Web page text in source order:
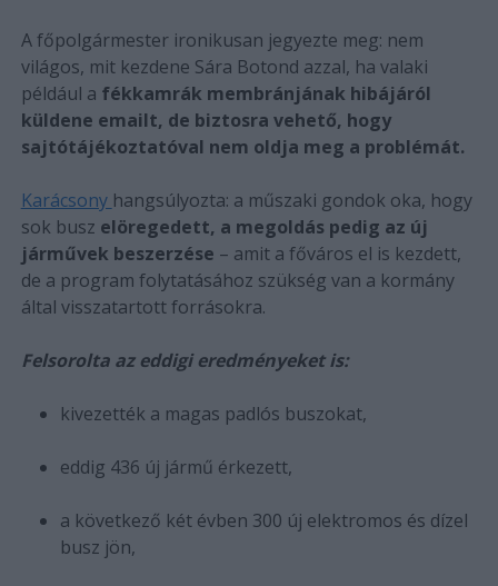
A főpolgármester ironikusan jegyezte meg: nem
világos, mit kezdene Sára Botond azzal, ha valaki
például a fékkamrák membránjának hibájáról
küldene emailt, de biztosra vehető, hogy
sajtótájékoztatóval nem oldja meg a problémát.
Karácsony hangsúlyozta: a műszaki gondok oka, hogy
sok busz elöregedett, a megoldás pedig az új
járművek beszerzése – amit a főváros el is kezdett,
de a program folytatásához szükség van a kormány
által visszatartott forrásokra.
Felsorolta az eddigi eredményeket is:
kivezették a magas padlós buszokat,
eddig 436 új jármű érkezett,
a következő két évben 300 új elektromos és dízel
busz jön,